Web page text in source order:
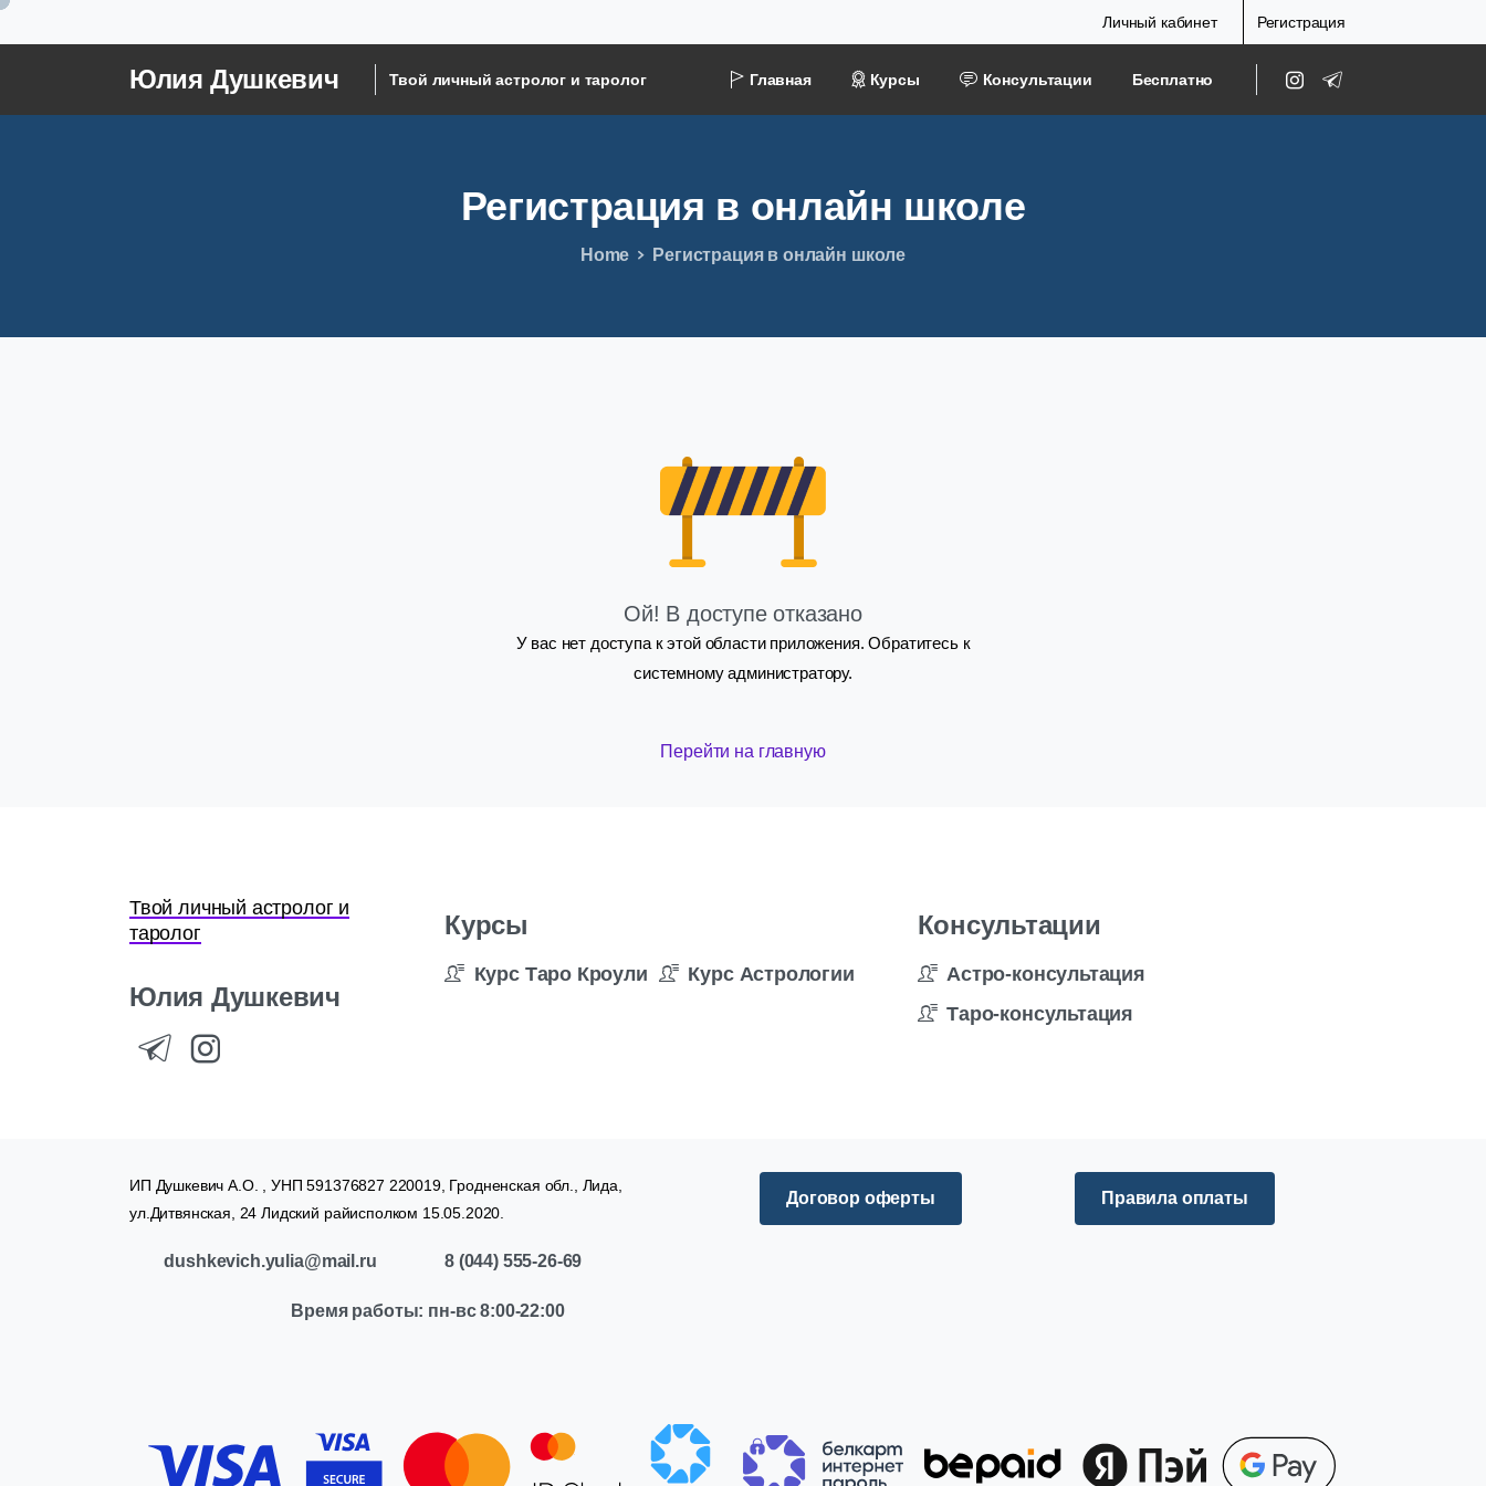
Личный кабинет Регистрация
Юлия Душкевич Твой личный астролог и таролог Главная Курсы Консультации Бесплатно
Регистрация в онлайн школе
Home Регистрация в онлайн школе
Ой! В доступе отказано
У вас нет доступа к этой области приложения. Обратитесь к
системному администратору.
Перейти на главную
Твой личный астролог и
таролог
Юлия Душкевич
Курсы
Курс Таро Кроули Курс Астрологии
Консультации
Астро-консультация
Таро-консультация
ИП Душкевич А.О. , УНП 591376827 220019, Гродненская обл., Лида,
ул.Дитвянская, 24 Лидский райисполком 15.05.2020.
dushkevich.yulia@mail.ru 8 (044) 555-26-69
Время работы: пн-вс 8:00-22:00
Договор оферты Правила оплаты